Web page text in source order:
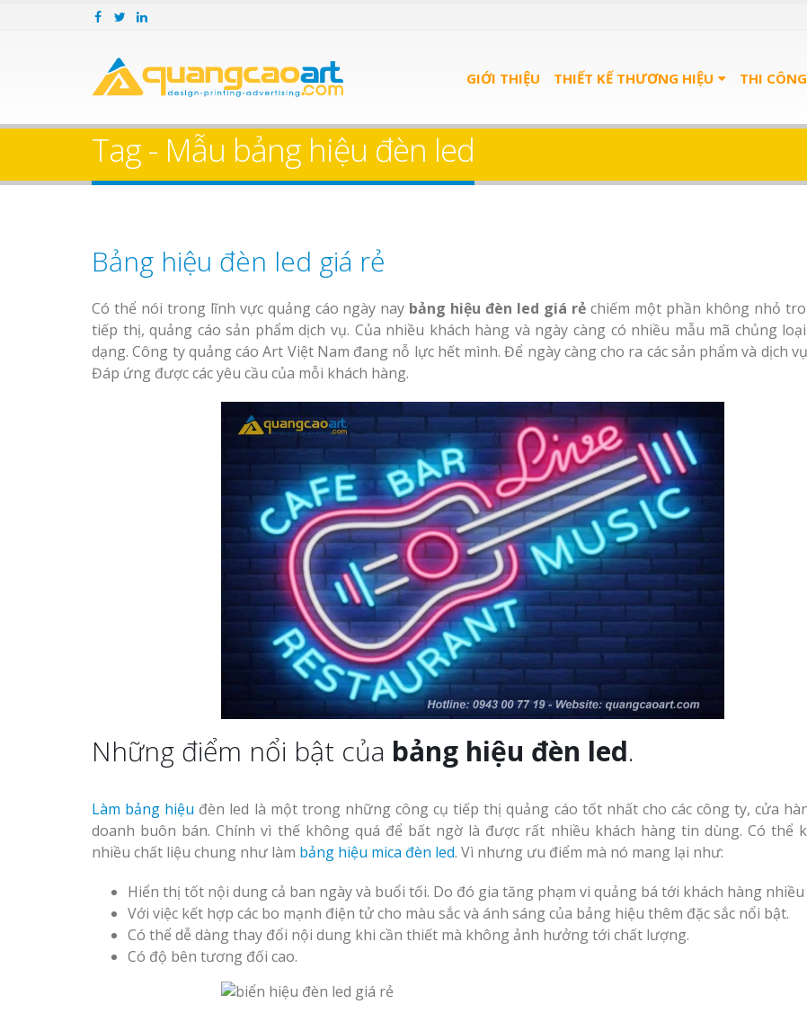
GIỚI THIỆU THIẾT KẾ THƯƠNG HIỆU THI
Tag - Mẫu bảng hiệu đèn led
Bảng hiệu đèn led giá rẻ
Có thể nói trong lĩnh vực quảng cáo ngày nay bảng hiệu đèn led giá rẻ chiếm một phần không nhỏ
tiếp thị, quảng cáo sản phẩm dịch vụ. Của nhiều khách hàng và ngày càng có nhiều mẫu mã chủng
dạng. Công ty quảng cáo Art Việt Nam đang nỗ lực hết mình. Để ngày càng cho ra các sản phẩm và dịch
Đáp ứng được các yêu cầu của mỗi khách hàng.
Những điểm nổi bật của bảng hiệu đèn led.
Làm bảng hiệu đèn led là một trong những công cụ tiếp thị quảng cáo tốt nhất cho các công ty, cửa
doanh buôn bán. Chính vì thế không quá để bất ngờ là được rất nhiều khách hàng tin dùng. Có thể
nhiều chất liệu chung như làm bảng hiệu mica đèn led. Vì nhưng ưu điểm mà nó mang lại như:
Hiển thị tốt nội dung cả ban ngày và buổi tối. Do đó gia tăng phạm vi quảng bá tới khách hàng nhiều
Với việc kết hợp các bo mạnh điện tử cho màu sắc và ánh sáng của bảng hiệu thêm đặc sắc nổi bật.
Có thể dễ dàng thay đổi nội dung khi cần thiết mà không ảnh hưởng tới chất lượng.
Có độ bên tương đối cao.